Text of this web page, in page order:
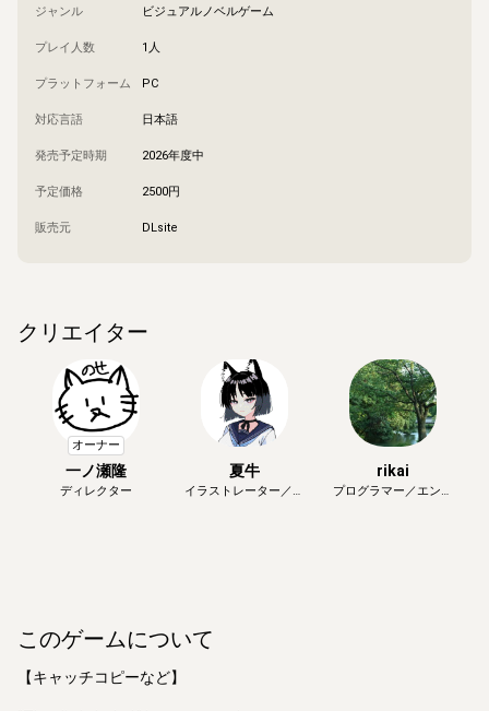
ジャンル ビジュアルノベルゲーム
プレイ人数 1人
プラットフォーム PC
対応言語 日本語
発売予定時期 2026年度中
予定価格 2500円
販売元 DLsite
クリエイター
オーナー
一ノ瀬隆
ディレクター
夏牛
イラストレーター／画
rikai
プログラマー／エンジ
このゲームについて
【キャッチコピーなど】